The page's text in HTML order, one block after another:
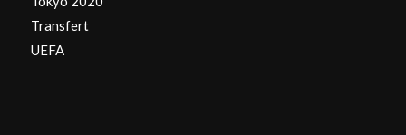
Transfert
UEFA